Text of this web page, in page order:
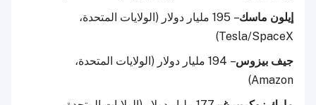
إيلون ماسك
– 195 مليار دولار (الولايات المتحدة،
Tesla/SpaceX)
جيف بيزوس
– 194 مليار دولار (الولايات المتحدة،
Amazon)